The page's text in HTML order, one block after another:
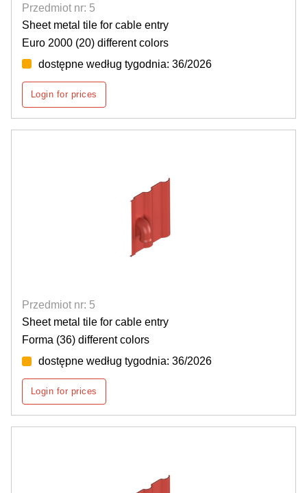
Przedmiot nr: 5
Sheet metal tile for cable entry
Euro 2000 (20) different colors
dostępne według tygodnia: 36/2026
Login for prices
Przedmiot nr: 5
Sheet metal tile for cable entry
Forma (36) different colors
dostępne według tygodnia: 36/2026
Login for prices